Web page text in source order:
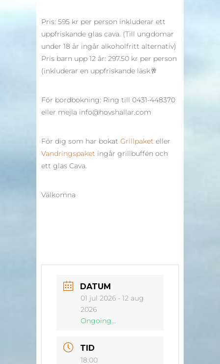
Pris: 595 kr per person inkluderar ett
uppfriskande glas cava. (Till ungdomar
under 18 år ingår alkoholfritt alternativ)
Pris barn upp 12 år: 297.50 kr per person
(inkluderar en uppfriskande läsk🥂
För bordbokning: Ring till 0431-448370
eller mejla info@hovshallar.com
För dig som har bokat Grillpaket eller
Vandringspaket ingår grillbuffén och
ett glas Cava.
Välkomna
DATUM
01 jul 2026 - 12 aug
2026
Ongoing...
TID
18:00